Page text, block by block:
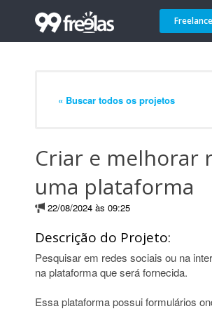
« Buscar todos os projetos
Criar e melhorar
uma plataforma
22/08/2024 às 09:25
Descrição do Projeto:
Pesquisar em redes sociais ou na
na plataforma que será fornecida.
Essa plataforma possui formulários